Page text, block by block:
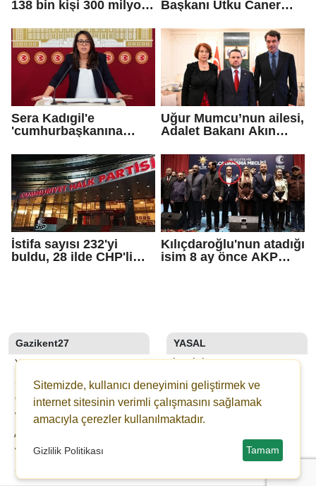
138 bin kişi 300 milyon
Başkanı Utku Caner
kararı
Sera Kadıgil'e
'cumhurbaşkanına
soruşturması
Uğur Mumcu’nun ailesi,
Adalet Bakanı Akın
İstifa sayısı 232'yi
buldu, 28 ilde CHP'li
Kılıçdaroğlu'nun atadığı
isim 8 ay önce AKP
Gazikent27
YAZARLAR
SON DAKİKA
GALERİLER
WEBTV
ANKETLER
WİKİ
ŞEHİR REHBERİ
YASAL
İLETIŞIM
KÜNYE
YAYIN İLKELERI
KURALLAR
KULLANICI SÖZLEŞMESI
Sitemizde, kullanıcı deneyimini geliştirmek ve
internet sitesinin verimli çalışmasını sağlamak
amacıyla çerezler kullanılmaktadır.
Gizlilik Politikası Tamam